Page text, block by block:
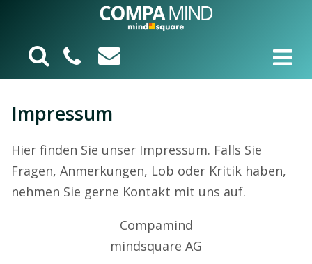
Impressum
Hier finden Sie unser Impressum. Falls Sie
Fragen, Anmerkungen, Lob oder Kritik haben,
nehmen Sie gerne Kontakt mit uns auf.
Compamind
mindsquare AG